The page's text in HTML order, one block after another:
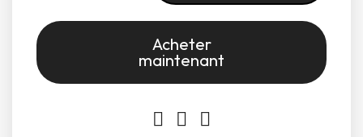
Acheter
maintenant